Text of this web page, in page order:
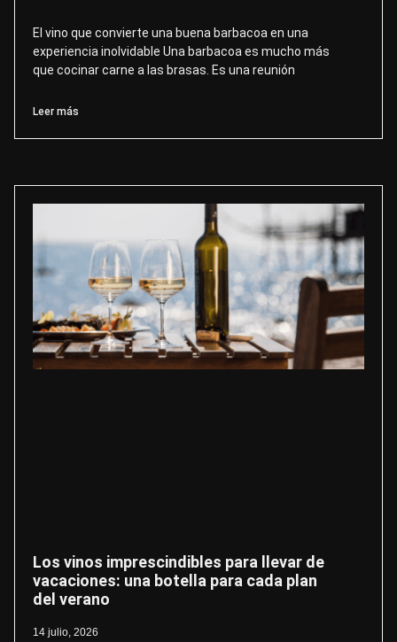
El vino que convierte una buena barbacoa en una
experiencia inolvidable Una barbacoa es mucho más
que cocinar carne a las brasas. Es una reunión
Leer más
Los vinos imprescindibles para llevar de
vacaciones: una botella para cada plan
del verano
14 julio, 2026